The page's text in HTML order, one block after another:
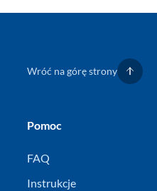
Wróć na górę strony
Pomoc
FAQ
Instrukcje